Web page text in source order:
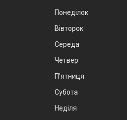
Понеділок
Вівторок
Середа
Четвер
Пʼятниця
Субота
Неділя